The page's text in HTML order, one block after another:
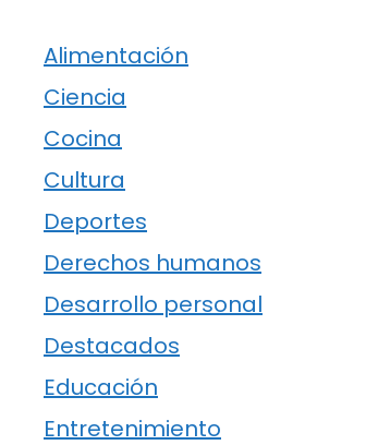
Alimentación
Ciencia
Cocina
Cultura
Deportes
Derechos humanos
Desarrollo personal
Destacados
Educación
Entretenimiento